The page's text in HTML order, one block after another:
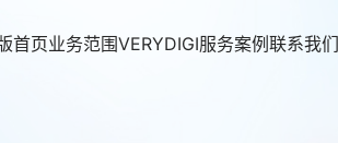
首页业务范围VERYDIGI服务案例 联系我们